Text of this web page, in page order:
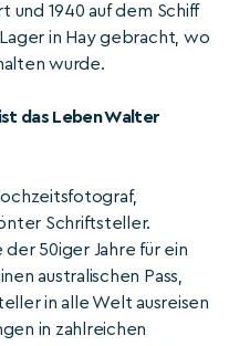
und 1940 auf dem Schiff
Lager in Hay gebracht, wo
wurde.
das Leben Walter
Schriftsteller.
50iger Jahre für ein
australischen Pass,
in alle Welt ausreisen
in zahlreichen